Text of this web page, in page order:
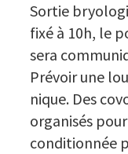
Sortie
fixé à 10h, le
sera
Prévoir une
nique. Des
organisés
conditionnée